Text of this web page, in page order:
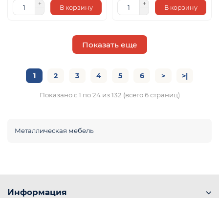
В корзину В корзину
Показать еще
1 2 3 4 5 6 > >|
Показано с 1 по 24 из 132 (всего 6 страниц)
Металлическая мебель
Информация